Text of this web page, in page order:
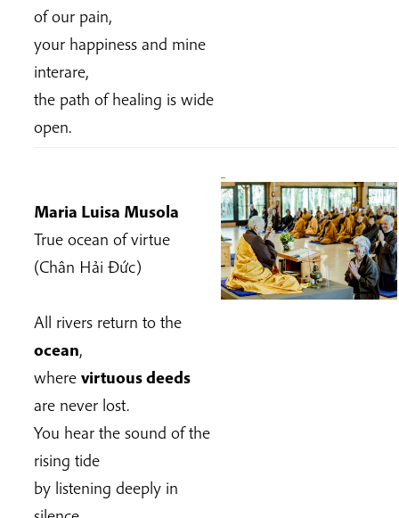
of our pain,
your happiness and mine
interare,
the path of healing is wide
open.
Maria Luisa Musola
True ocean of virtue
(Chân Hải Đức)
All rivers return to the
ocean,
where virtuous deeds
are never lost.
You hear the sound of the
rising tide
by listening deeply in